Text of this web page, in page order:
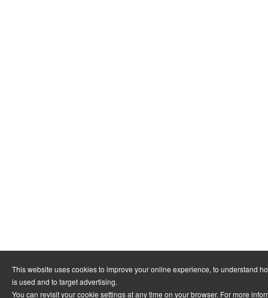
This website uses cookies to improve your online experience, to understand
is used and to target advertising.
You can revisit your cookie settings at any time on your browser. For more